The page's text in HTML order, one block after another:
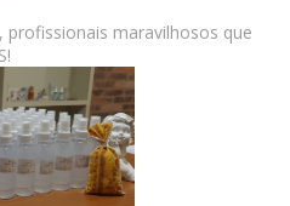
maravilhosos que